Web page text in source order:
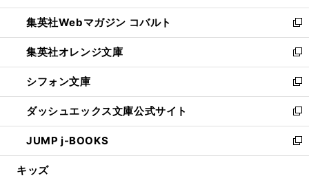
開
く
ウ
で
開
く
ン
ド
ウ
で
開
く
ウ
ィ
ン
ド
ウ
で
開
く
集英社Webマガジン コバルト
新
し
い
ウ
ィ
ン
ド
ウ
で
開
集英社オレンジ文庫
新
し
い
ウ
ィ
ン
ド
ウ
シフォン文庫
新
し
い
ウ
ィ
ン
ダッシュエックス文庫公式サイト
新
し
い
ウ
JUMP j-BOOKS
新
し
キッズ